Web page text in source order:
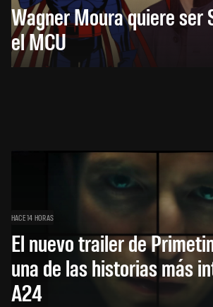
Wagner Moura quiere ser
el MCU
HACE 14 HORAS
El nuevo trailer de
una de las historias más
A24